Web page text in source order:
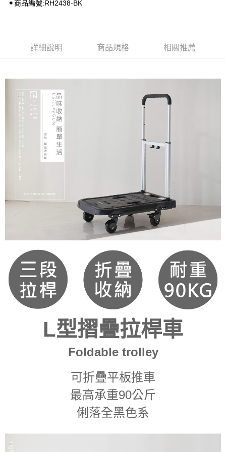
✦商品編號:RH2438-BK
詳細說明 商品規格 相關推薦
L型摺疊拉桿車
Foldable trolley
可折疊平板推車
最高承重90公斤
俐落全黑色系